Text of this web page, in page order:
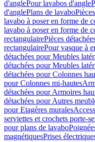
d'anglePour lavabos d'angle
d'anglePlans de lavabo
lavabo à poser en forme de
lavabo à poser en forme de
rectangulairePièces
rectangulairePour vasque à
détachées pour Meubles
détachées pour Meubles
détachées pour Colonnes
pour Colonnes mi-hautes
détachées pour Armoires
détachées pour Autres
pour Etagères murales
serviettes et crochets porte-
pour plans de lavabo
magnétiquesPrises